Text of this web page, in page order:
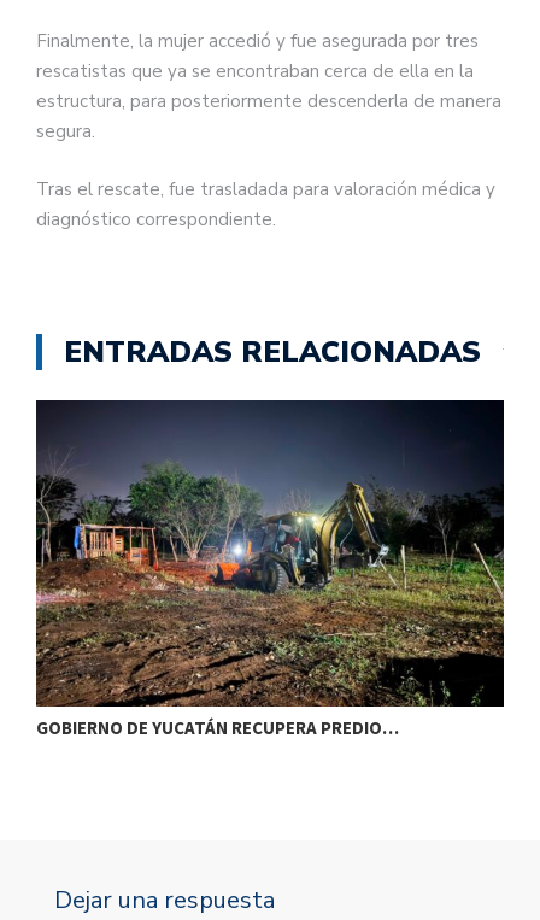
Finalmente, la mujer accedió y fue asegurada por tres
rescatistas que ya se encontraban cerca de ella en la
estructura, para posteriormente descenderla de manera
segura.
Tras el rescate, fue trasladada para valoración médica y
diagnóstico correspondiente.
ENTRADAS RELACIONADAS
GOBIERNO DE YUCATÁN RECUPERA PREDIO…
Dejar una respuesta